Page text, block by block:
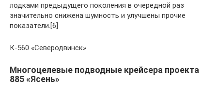
лодками предыдущего поколения в очередной раз
значительно снижена шумность и улучшены прочие
показатели.[6]
К-560 «Северодвинск»
Многоцелевые подводные крейсера проекта
885 «Ясень»